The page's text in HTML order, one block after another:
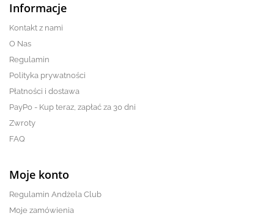
Informacje
Kontakt z nami
O Nas
Regulamin
Polityka prywatności
Płatności i dostawa
PayPo - Kup teraz, zapłać za 30 dni
Zwroty
FAQ
Moje konto
Regulamin Andżela Club
Moje zamówienia